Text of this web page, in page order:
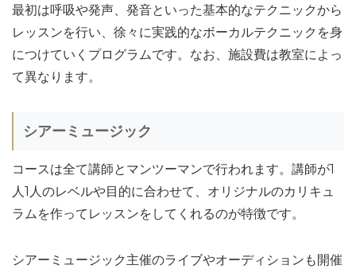
最初は呼吸や発声、発音といった基本的なテクニックから
レッスンを行い、徐々に実践的なボーカルテクニックを身
につけていくプログラムです。なお、施設費は教室によっ
て異なります。
シアーミュージック
コースは全て講師とマンツーマンで行われます。講師が1
人1人のレベルや目的に合わせて、オリジナルのカリキュ
ラムを作ってレッスンをしてくれるのが特徴です。
シアーミュージック主催のライブやオーディションも開催